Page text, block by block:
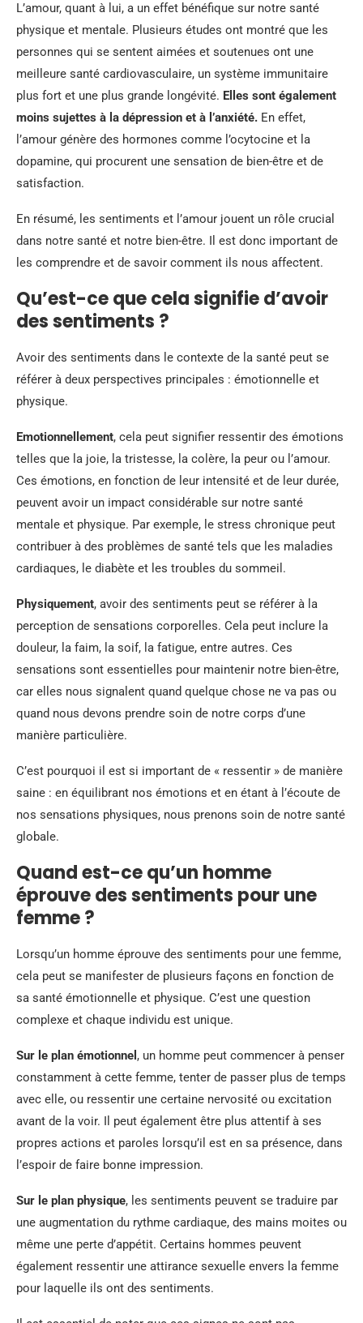
L’amour, quant à lui, a un effet bénéfique sur notre santé
physique et mentale. Plusieurs études ont montré que les
personnes qui se sentent aimées et soutenues ont une
meilleure santé cardiovasculaire, un système immunitaire
plus fort et une plus grande longévité. Elles sont également
moins sujettes à la dépression et à l’anxiété. En effet,
l’amour génère des hormones comme l’ocytocine et la
dopamine, qui procurent une sensation de bien-être et de
satisfaction.
En résumé, les sentiments et l’amour jouent un rôle crucial
dans notre santé et notre bien-être. Il est donc important de
les comprendre et de savoir comment ils nous affectent.
Qu’est-ce que cela signifie d’avoir
des sentiments ?
Avoir des sentiments dans le contexte de la santé peut se
référer à deux perspectives principales : émotionnelle et
physique.
Emotionnellement, cela peut signifier ressentir des émotions
telles que la joie, la tristesse, la colère, la peur ou l’amour.
Ces émotions, en fonction de leur intensité et de leur durée,
peuvent avoir un impact considérable sur notre santé
mentale et physique. Par exemple, le stress chronique peut
contribuer à des problèmes de santé tels que les maladies
cardiaques, le diabète et les troubles du sommeil.
Physiquement, avoir des sentiments peut se référer à la
perception de sensations corporelles. Cela peut inclure la
douleur, la faim, la soif, la fatigue, entre autres. Ces
sensations sont essentielles pour maintenir notre bien-être,
car elles nous signalent quand quelque chose ne va pas ou
quand nous devons prendre soin de notre corps d’une
manière particulière.
C’est pourquoi il est si important de « ressentir » de manière
saine : en équilibrant nos émotions et en étant à l’écoute de
nos sensations physiques, nous prenons soin de notre santé
globale.
Quand est-ce qu’un homme
éprouve des sentiments pour une
femme ?
Lorsqu’un homme éprouve des sentiments pour une femme,
cela peut se manifester de plusieurs façons en fonction de
sa santé émotionnelle et physique. C’est une question
complexe et chaque individu est unique.
Sur le plan émotionnel , un homme peut commencer à penser
constamment à cette femme, tenter de passer plus de temps
avec elle, ou ressentir une certaine nervosité ou excitation
avant de la voir. Il peut également être plus attentif à ses
propres actions et paroles lorsqu’il est en sa présence, dans
l’espoir de faire bonne impression.
Sur le plan physique, les sentiments peuvent se traduire par
une augmentation du rythme cardiaque, des mains moites ou
même une perte d’appétit. Certains hommes peuvent
également ressentir une attirance sexuelle envers la femme
pour laquelle ils ont des sentiments.